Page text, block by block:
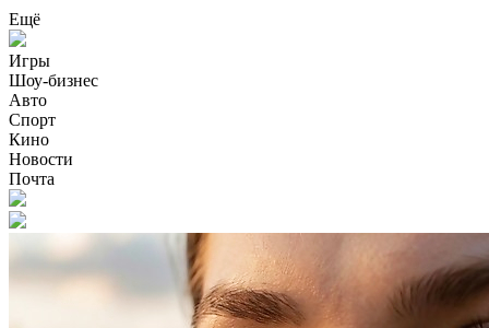
Ещё
Игры
Шоу-бизнес
Авто
Спорт
Кино
Новости
Почта